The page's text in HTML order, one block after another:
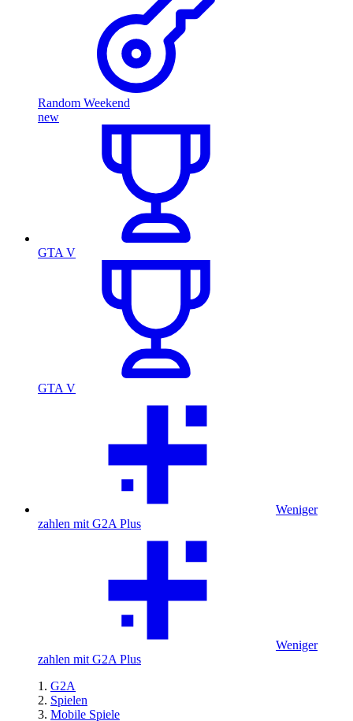
Random Weekend
new
GTA V
GTA V
Weniger
zahlen mit G2A Plus
Weniger
zahlen mit G2A Plus
G2A
Spielen
Mobile Spiele